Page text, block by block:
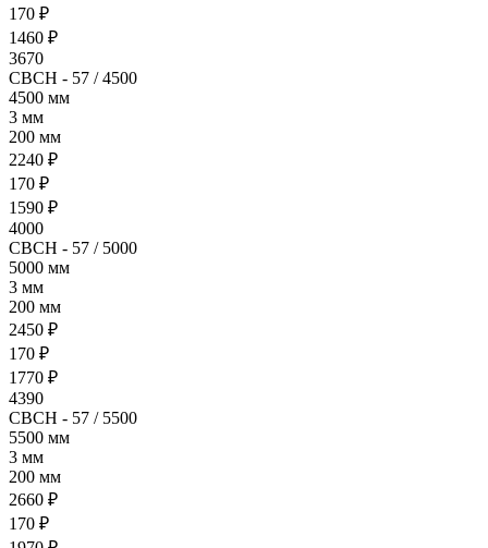
170 ₽
1460 ₽
3670
СВСН - 57 / 4500
4500 мм
3 мм
200 мм
2240 ₽
170 ₽
1590 ₽
4000
СВСН - 57 / 5000
5000 мм
3 мм
200 мм
2450 ₽
170 ₽
1770 ₽
4390
СВСН - 57 / 5500
5500 мм
3 мм
200 мм
2660 ₽
170 ₽